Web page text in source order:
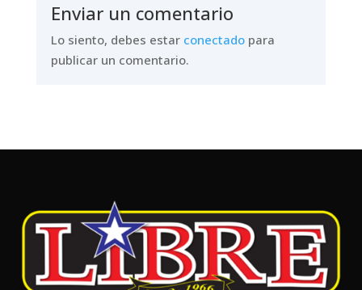
Enviar un comentario
Lo siento, debes estar conectadopara
publicar un comentario.